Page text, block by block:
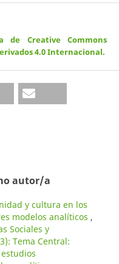
de Creative Commons
4.0 Internacional.
autor/a
y cultura en los
modelos analíticos ,
Sociales y
Tema Central: